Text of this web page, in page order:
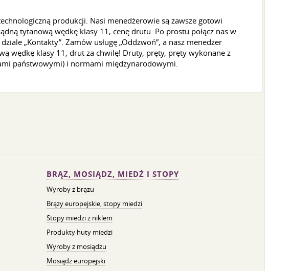
produkcji. Nasi menedżerowie są zawsze gotowi
tytanową wędkę klasy 11, cenę drutu. Po prostu połącz nas w
„Kontakty”. Zamów usługę „Oddzwoń”, a nasz menedżer
wędkę klasy 11, drut za chwilę! Druty, pręty, pręty wykonane z
państwowymi) i normami międzynarodowymi.
BRĄZ, MOSIĄDZ, MIEDŹ I STOPY
Wyroby z brązu
Brązy europejskie, stopy miedzi
Stopy miedzi z niklem
Produkty huty miedzi
Wyroby z mosiądzu
Mosiądz europejski